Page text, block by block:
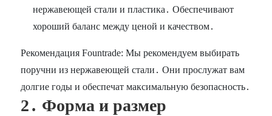
нержавеющей стали и пластика․ Обеспечивают
хороший баланс между ценой и качеством․
Рекомендация Fountrade: Мы рекомендуем выбирать
поручни из нержавеющей стали․ Они прослужат вам
долгие годы и обеспечат максимальную безопасность․
2․ Форма и размер